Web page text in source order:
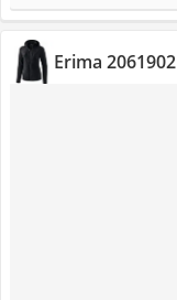
Erima 2061902